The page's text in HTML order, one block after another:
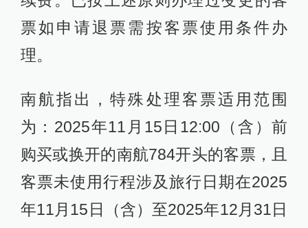
票如申请退票需按客票使用条件办
理。
南航指出，特殊处理客票适用范围
为：2025年11月15日12:00（含）前
购买或换开的南航784开头的客票，且
客票未使用行程涉及旅行日期在2025
年11月15日（含）至2025年12月31日